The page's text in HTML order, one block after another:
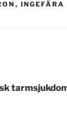
, INGEFÄRA